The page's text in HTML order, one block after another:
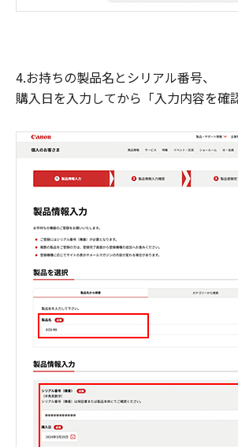
4.お持ちの製品名とシリアル番号、
購入日を入力してから「入力内容を確